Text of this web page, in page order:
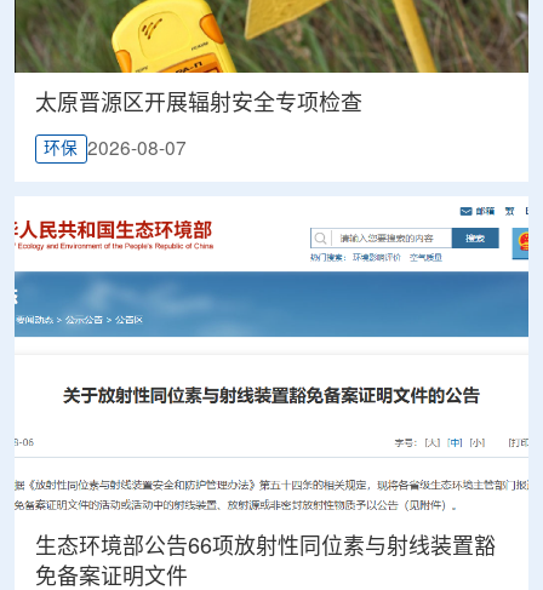
太原晋源区开展辐射安全专项检查
环保 2026-08-07
生态环境部公告66项放射性同位素与射线装置豁
免备案证明文件